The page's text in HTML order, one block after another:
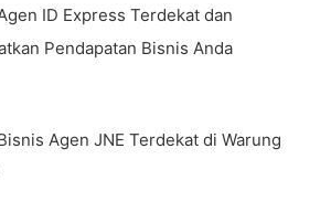
ID Express Terdekat dan
Pendapatan Bisnis Anda
Agen JNE Terdekat di Warung